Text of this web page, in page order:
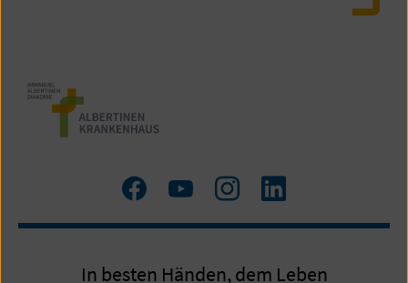
Zum
Facebook
Zum
YouTube
Zum
Instagram
LinkedIn
In besten Händen, dem Leben